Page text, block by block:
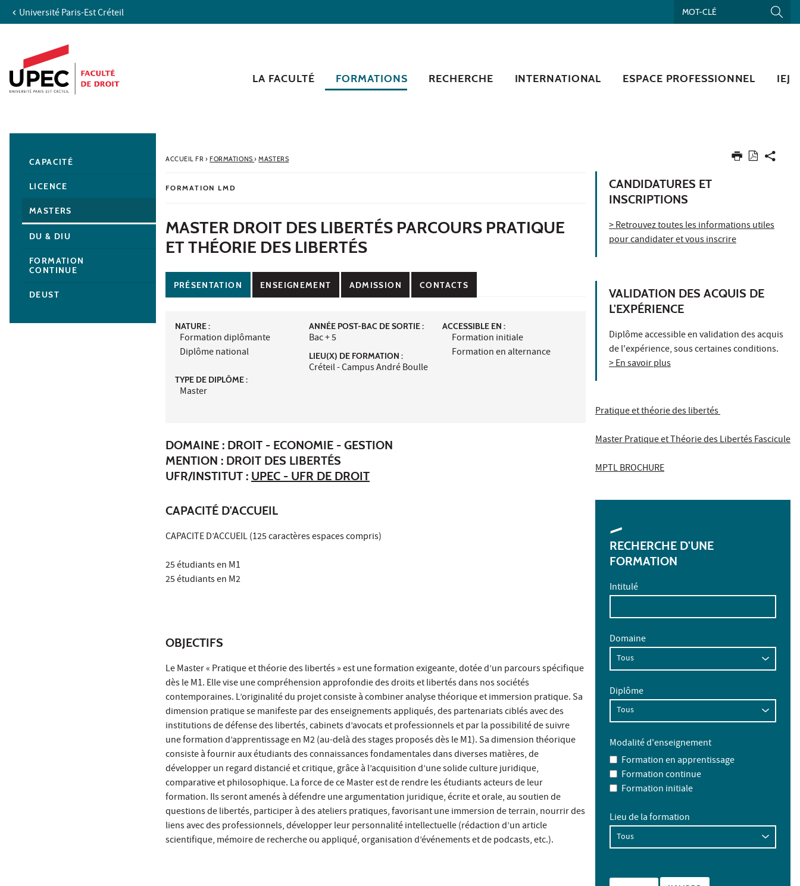
Aller au contenu
Accès directs
Recherche
Navigation secondaire
Université Paris-Est Créteil
LA FACULTÉ FORMATIONS RECHERCHE INTERNATIONAL ESPACE PROFESSIONNEL IEJ
ACCUEIL FR› FORMATIONS› MASTERS
FORMATION LMD
MASTER DROIT DES LIBERTÉS PARCOURS PRATIQUE
ET THÉORIE DES LIBERTÉS
PRÉSENTATION ENSEIGNEMENT ADMISSION CONTACTS
NATURE :
Formation diplômante
Diplôme national
TYPE DE DIPLÔME :
Master
ANNÉE POST-BAC DE SORTIE :
Bac + 5
LIEU(X) DE FORMATION :
Créteil - Campus André Boulle
ACCESSIBLE EN :
Formation initiale
Formation en alternance
DOMAINE : DROIT - ECONOMIE - GESTION
MENTION : DROIT DES LIBERTÉS
UFR/INSTITUT : UPEC - UFR DE DROIT
CAPACITÉ D'ACCUEIL
CAPACITE D’ACCUEIL (125 caractères espaces compris)
25 étudiants en M1
25 étudiants en M2
OBJECTIFS
Le Master « Pratique et théorie des libertés » est une formation exigeante, dotée d’un parcours spécifique
dès le M1. Elle vise une compréhension approfondie des droits et libertés dans nos sociétés
contemporaines. L’originalité du projet consiste à combiner analyse théorique et immersion pratique. Sa
dimension pratique se manifeste par des enseignements appliqués, des partenariats ciblés avec des
institutions de défense des libertés, cabinets d’avocats et professionnels et par la possibilité de suivre
une formation d’apprentissage en M2 (au-delà des stages proposés dès le M1). Sa dimension théorique
consiste à fournir aux étudiants des connaissances fondamentales dans diverses matières, de
développer un regard distancié et critique, grâce à l’acquisition d’une solide culture juridique,
comparative et philosophique. La force de ce Master est de rendre les étudiants acteurs de leur
formation. Ils seront amenés à défendre une argumentation juridique, écrite et orale, au soutien de
questions de libertés, participer à des ateliers pratiques, favorisant une immersion de terrain, nourrir des
liens avec des professionnels, développer leur personnalité intellectuelle (rédaction d’un article
scientifique, mémoire de recherche ou appliqué, organisation d’événements et de podcasts, etc.).
CANDIDATURES ET
INSCRIPTIONS
> Retrouvez toutes les informations utiles
pour candidater et vous inscrire
VALIDATION DES ACQUIS DE
L'EXPÉRIENCE
Diplôme accessible en validation des acquis
de l'expérience, sous certaines conditions.
> En savoir plus
Pratique et théorie des libertés
Master Pratique et Théorie des Libertés Fascicule
MPTL BROCHURE
RECHERCHE D'UNE
FORMATION
Intitulé
Domaine
Diplôme
Modalité d'enseignement
Formation en apprentissage
Formation continue
Formation initiale
Lieu de la formation
CAPACITÉ
LICENCE
MASTERS
DU & DIU
FORMATION
CONTINUE
DEUST